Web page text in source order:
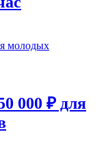
000 ₽ для